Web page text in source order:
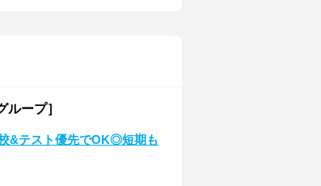
ープ］
&テスト優先でOK◎短期も